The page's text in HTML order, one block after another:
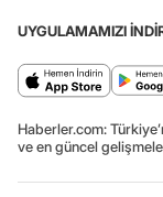
UYGULAMAMIZI
Haberler.com:
ve en güncel